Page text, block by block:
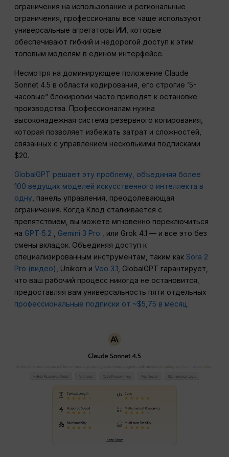
ограничения на использование и региональные
ограничения, профессионалы все чаще используют
универсальные агрегаторы ИИ, которые
обеспечивают гибкий и недорогой доступ к этим
топовым моделям в едином интерфейсе.
Несмотря на доминирующее положение Claude
Sonnet 4.5 в области кодирования, его строгие ’5-
часовые“ блокировки часто приводят к остановке
производства. Профессионалам нужна
высоконадежная система резервного копирования,
которая позволяет избежать затрат и сложностей,
связанных с управлением несколькими подписками
$20.
GlobalGPT решает эту проблему, объединяя более
100 ведущих моделей искусственного интеллекта в
одну , панель управления, преодолевающая
ограничения. Когда Клод сталкивается с
препятствием, вы можете мгновенно переключиться
на GPT-5.2 Gemini 3 Pro ,
или Grok 4.1 — и все это без
смены вкладок. Объединяя доступ к
специализированным инструментам, таким какSora 2
Pro (видео)
, Unikorn иVeo 3.1 , GlobalGPT гарантирует,
что ваш рабочий процесс никогда не остановится,
предоставляя вам универсальность пяти отдельных
профессиональные подписки от ~$5,75 в месяц.